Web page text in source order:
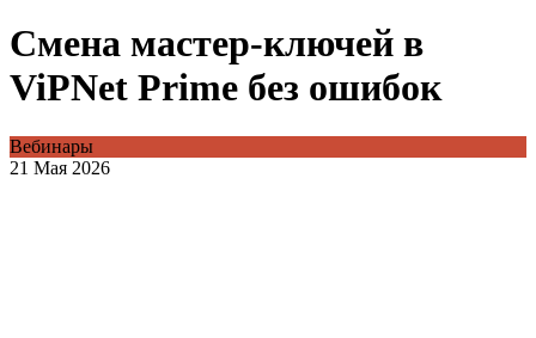
Смена мастер-ключей в
ViPNet Prime без ошибок
Вебинары
21 Мая 2026